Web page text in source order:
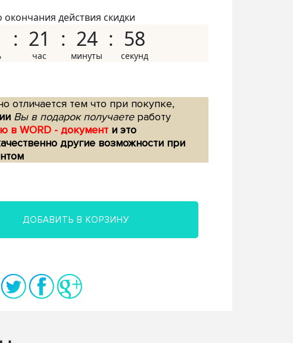
окончания действия скидки
21 24 57
отличается тем что при покупке,
Вы в подарок получаетеработу
в WORD - документ и это
другие возможности при
ДОБАВИТЬ В КОРЗИНУ